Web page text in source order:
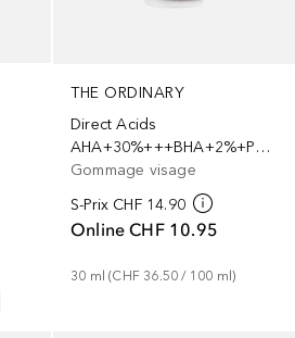
THE ORDINARY
Direct Acids
AHA+30%+++BHA+2%+Peeling+Solution
Gommage visage
S-Prix CHF 14.90
Online CHF 10.95
30 ml (CHF 36.50 / 100 ml)